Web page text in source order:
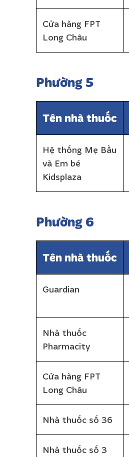
Cửa hàng FPT
Long Châu
Phường 5
Tên nhà thuốc
Hệ thống Mẹ Bầu
và Em bé
Kidsplaza
Phường 6
Tên nhà thuốc
Guardian
Nhà thuốc
Pharmacity
Cửa hàng FPT
Long Châu
Nhà thuốc số 36
Nhà thuốc số 3